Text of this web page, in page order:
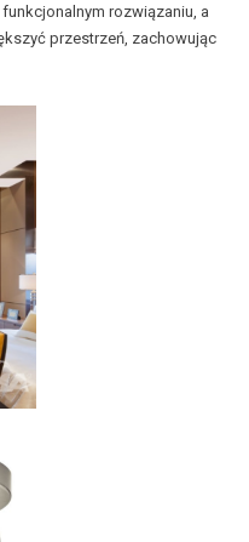
rozwiązaniu, a
przestrzeń, zachowując